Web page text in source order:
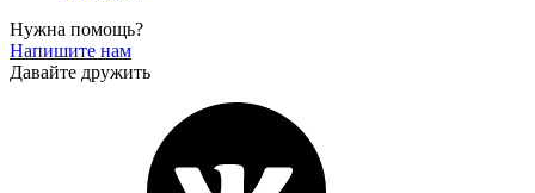
Нужна помощь?
Напишите нам
Давайте дружить